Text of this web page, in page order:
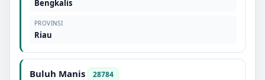
Bengkalis
PROVINSI
Riau
Buluh Manis 28784